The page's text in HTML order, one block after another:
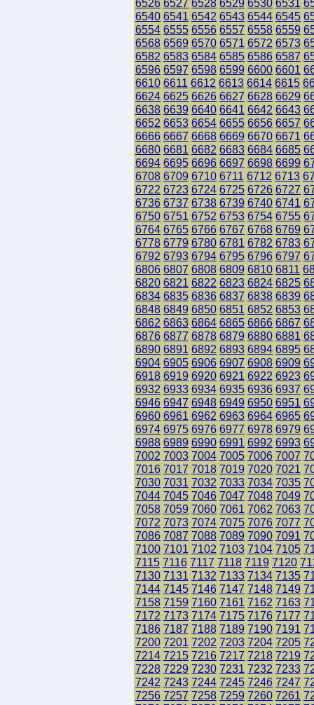
6526 6527 6528 6529 6530 6531
6540 6541 6542 6543 6544 6545
6554 6555 6556 6557 6558 6559
6568 6569 6570 6571 6572 6573
6582 6583 6584 6585 6586 6587
6596 6597 6598 6599 6600 6601
6610 6611 6612 6613 6614 6615
6624 6625 6626 6627 6628 6629
6638 6639 6640 6641 6642 6643
6652 6653 6654 6655 6656 6657
6666 6667 6668 6669 6670 6671
6680 6681 6682 6683 6684 6685
6694 6695 6696 6697 6698 6699
6708 6709 6710 6711 6712 6713
6722 6723 6724 6725 6726 6727
6736 6737 6738 6739 6740 6741
6750 6751 6752 6753 6754 6755
6764 6765 6766 6767 6768 6769
6778 6779 6780 6781 6782 6783
6792 6793 6794 6795 6796 6797
6806 6807 6808 6809 6810 6811
6820 6821 6822 6823 6824 6825
6834 6835 6836 6837 6838 6839
6848 6849 6850 6851 6852 6853
6862 6863 6864 6865 6866 6867
6876 6877 6878 6879 6880 6881
6890 6891 6892 6893 6894 6895
6904 6905 6906 6907 6908 6909
6918 6919 6920 6921 6922 6923
6932 6933 6934 6935 6936 6937
6946 6947 6948 6949 6950 6951
6960 6961 6962 6963 6964 6965
6974 6975 6976 6977 6978 6979
6988 6989 6990 6991 6992 6993
7002 7003 7004 7005 7006 7007
7016 7017 7018 7019 7020 7021
7030 7031 7032 7033 7034 7035
7044 7045 7046 7047 7048 7049
7058 7059 7060 7061 7062 7063
7072 7073 7074 7075 7076 7077
7086 7087 7088 7089 7090 7091
7100 7101 7102 7103 7104 7105
7115 7116 7117 7118 7119 7120
7130 7131 7132 7133 7134 7135
7144 7145 7146 7147 7148 7149
7158 7159 7160 7161 7162 7163
7172 7173 7174 7175 7176 7177
7186 7187 7188 7189 7190 7191
7200 7201 7202 7203 7204 7205
7214 7215 7216 7217 7218 7219
7228 7229 7230 7231 7232 7233
7242 7243 7244 7245 7246 7247
7256 7257 7258 7259 7260 7261